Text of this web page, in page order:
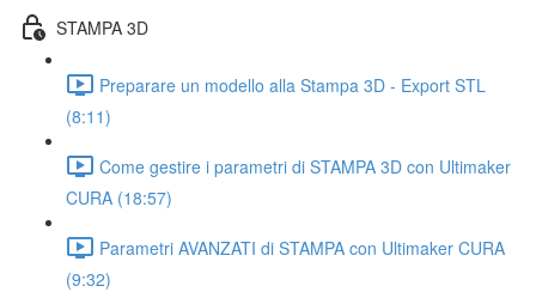
STAMPA 3D
Preparare un modello alla Stampa 3D - Export STL
(8:11)
Come gestire i parametri di STAMPA 3D con Ultimaker
CURA (18:57)
Parametri AVANZATI di STAMPA con Ultimaker CURA
(9:32)